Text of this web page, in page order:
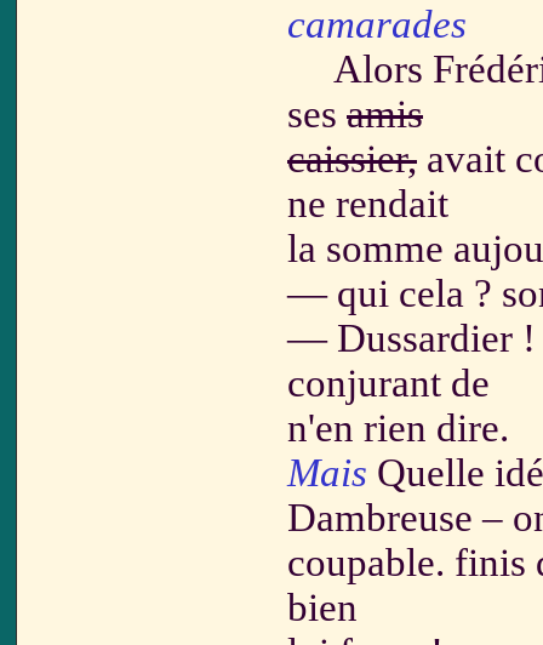
camarades
Alors
ses amis
caissier, avait
ne rendait
la somme
— qui cela ?
— Dussardier !
conjurant de
n'en rien dire.
Mais Quelle
Dambreuse –
coupable. finis
bien